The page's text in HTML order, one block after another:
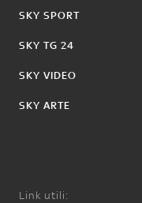
SKY SPORT
SKY TG 24
SKY VIDEO
SKY ARTE
Link utili: